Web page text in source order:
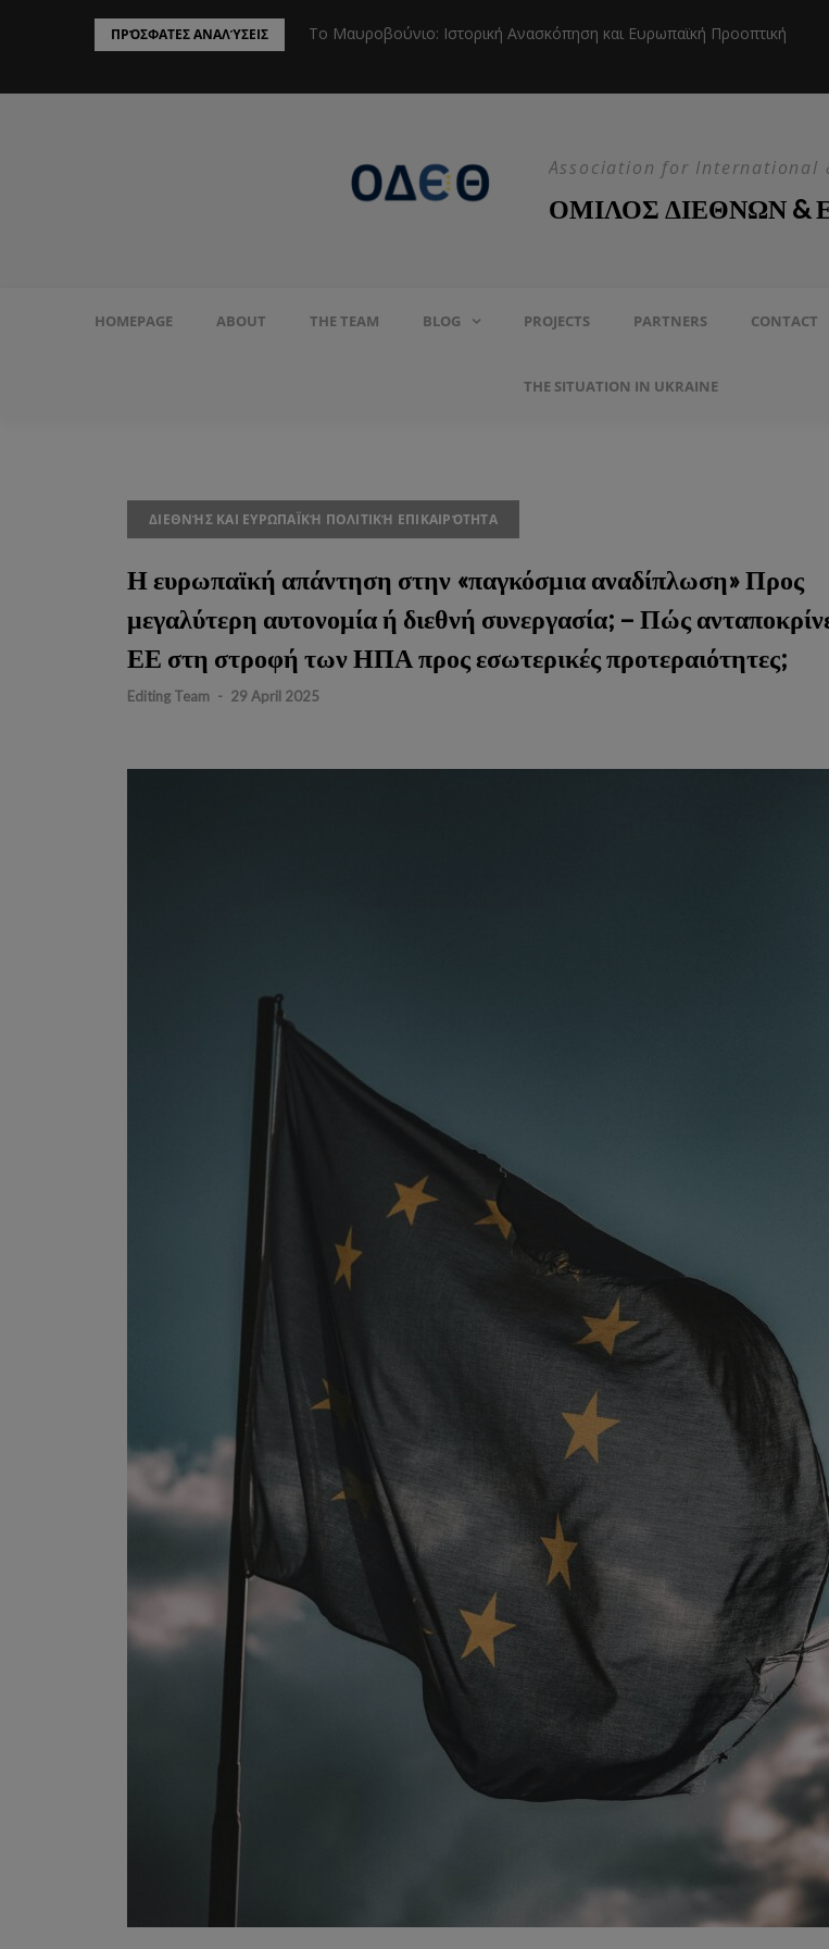
ΠΡΌΣΦΑΤΕΣ ΑΝΑΛΎΣΕΙΣ
Προστασία του Πληθυσμού από το Το Μαυροβούνιο: Ιστορική Ανασκόπηση και Ευρωπαϊκή Προοπτική
Association for
ΟΜΙΛΟΣ ΔΙΕΘΝΩΝ
HOMEPAGE ABOUT THE TEAM BLOG PROJECTS PARTNERS CONTACT
THE SITUATION IN UKRAINE
ΔΙΕΘΝΉΣ ΚΑΙ ΕΥΡΩΠΑΪΚΉ ΠΟΛΙΤΙΚΉ ΕΠΙΚΑΙΡΌΤΗΤΑ
Η ευρωπαϊκή απάντηση στην «παγκόσμια αναδίπλωση» Προς
μεγαλύτερη αυτονομία ή διεθνή συνεργασία; – Πώς
ΕΕ στη στροφή των ΗΠΑ προς εσωτερικές προτεραιότητες;
Editing Team - 29 April 2025